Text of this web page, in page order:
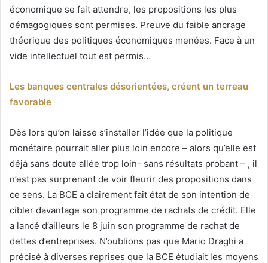
économique se fait attendre, les propositions les plus
démagogiques sont permises. Preuve du faible ancrage
théorique des politiques économiques menées. Face à un
vide intellectuel tout est permis…
Les banques centrales désorientées, créent un terreau
favorable
Dès lors qu’on laisse s’installer l’idée que la politique
monétaire pourrait aller plus loin encore – alors qu’elle est
déjà sans doute allée trop loin- sans résultats probant – , il
n’est pas surprenant de voir fleurir des propositions dans
ce sens. La BCE a clairement fait état de son intention de
cibler davantage son programme de rachats de crédit. Elle
a lancé d’ailleurs le 8 juin son programme de rachat de
dettes d’entreprises. N’oublions pas que Mario Draghi a
précisé à diverses reprises que la BCE étudiait les moyens